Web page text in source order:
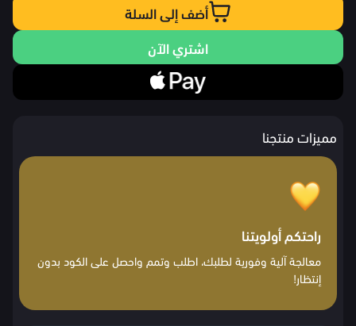
أضف إلى السلة
اشتري الآن
مميزات منتجنا
راحتكم أولويتنا
معالجة آلية وفورية لطلبك، اطلب وتمم واحصل على الكود بدون
إنتظار!